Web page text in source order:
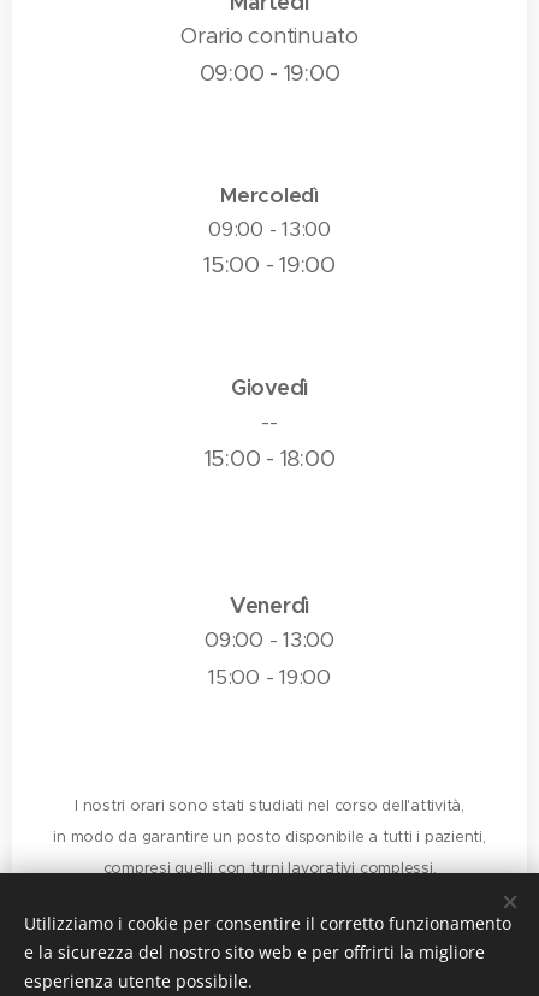
Orario continuato
09:00 - 19:00
Mercoledì
09:00 - 13:00
15:00 - 19:00
Giovedì
--
15:00 - 18:00
Venerdì
09:00 - 13:00
15:00 - 19:00
I nostri orari sono stati studiati nel corso dell'attività,
in modo da garantire un posto disponibile a tutti i pazienti,
compresi quelli con turni lavorativi complessi,
negli orari in cui non si ricevono visite.
Pertanto sono in continua modifica e verranno aggiornati
Utilizziamo i cookie per consentire il corretto funzionamento
e la sicurezza del nostro sito web e per offrirti la migliore
esperienza utente possibile.